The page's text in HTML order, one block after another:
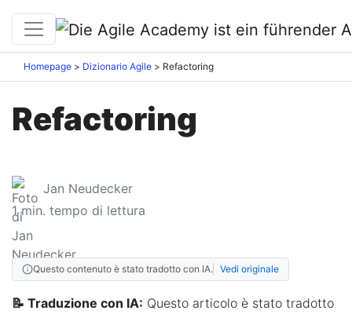
Homepage Dizionario Agile Refactoring
Refactoring
Jan Neudecker
1min. tempo di lettura
Questo contenuto è stato tradotto con IA. Vedi originale
📝 Traduzione con IA: Questo articolo è stato tradotto